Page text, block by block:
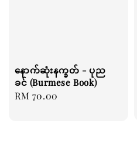
နောက်ဆုံးနက္ခတ် - ပုည
ခင် (Burmese Book)
Regular
RM 70.00